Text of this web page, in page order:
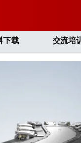
下载 交流培训